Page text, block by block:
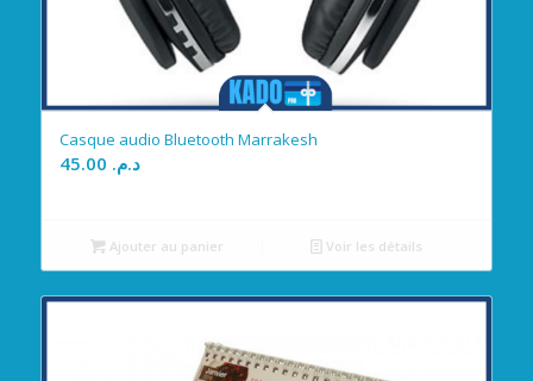
Casque audio Bluetooth Marrakesh
د.م.
Ajouter au panier Voir les détails